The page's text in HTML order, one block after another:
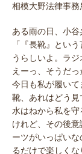
相模大野法律事務
ある雨の日、小谷
「『長靴』とい
うらしいよ。ラジ
えーっ、そうだ
今日も私が履い
靴、あれはどう
水はねから私を
けれど、その後
ーツがいっぱい
るだけで楽しくな